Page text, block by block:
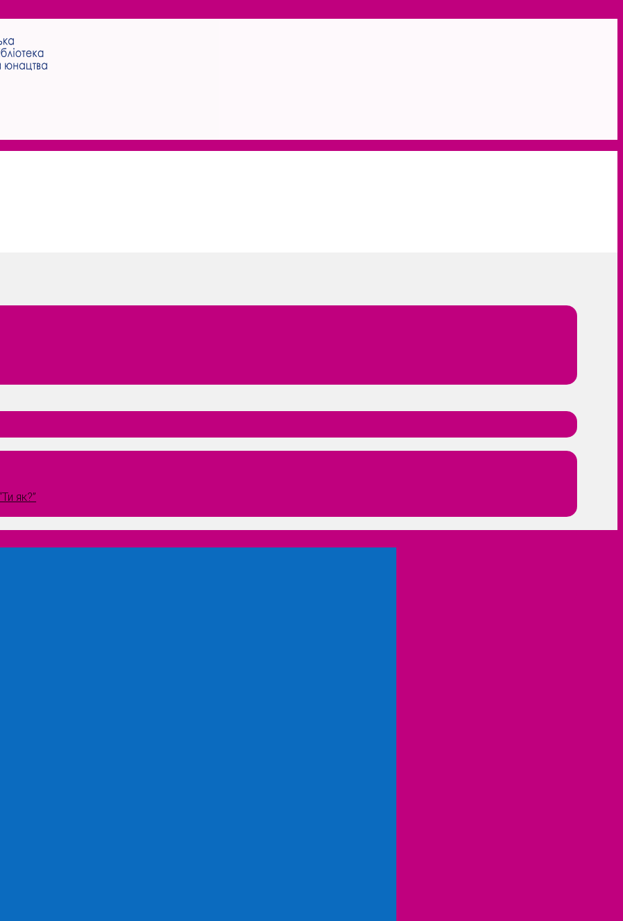
як?”